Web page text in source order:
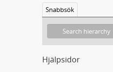
Snabbsök
Hjälpsidor